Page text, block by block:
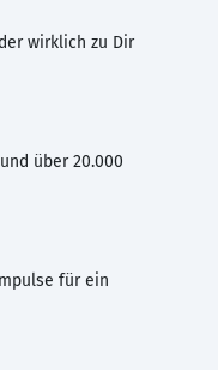
wirklich zu Dir
über 20.000
für ein